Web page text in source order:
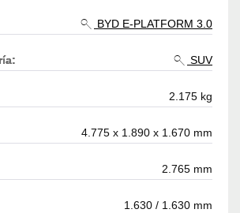
BYD E-PLATFORM 3.0
SUV
2.175 kg
4.775 x 1.890 x 1.670 mm
2.765 mm
1.630 / 1.630 mm